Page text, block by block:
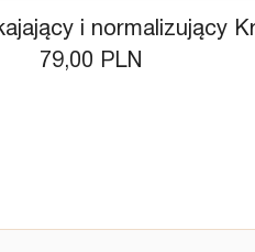
i normalizujący
Ціна
79,00 PLN